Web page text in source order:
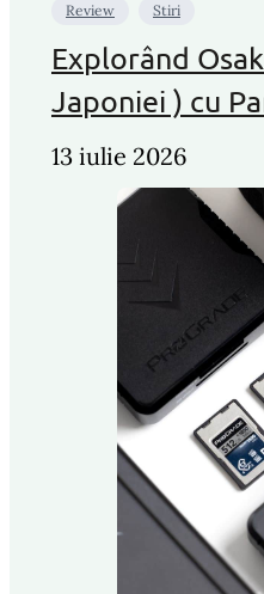
Review Stiri
Explorând
Japoniei ) cu
13 iulie 2026